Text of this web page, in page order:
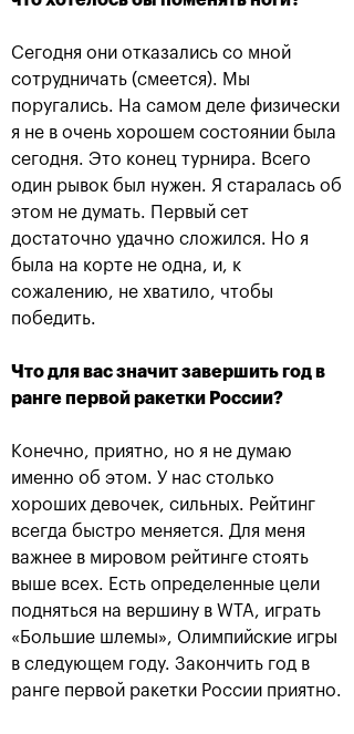
На «ВТБ Кубок Кремля 2019»
«Президентского центра Б.
Н. Ельцина»
19 октября, 20:45
Анастасия Павлюченкова:
«Надо помнить, что завтра
19 октября, 18:45
Загрузить еще
ТИТУЛЬНЫЙ СПОНСОР
Сегодня они отказались со мной
сотрудничать (смеется). Мы
поругались. На самом деле физически
я не в очень хорошем состоянии была
сегодня. Это конец турнира. Всего
один рывок был нужен. Я старалась об
этом не думать. Первый сет
достаточно удачно сложился. Но я
была на корте не одна, и, к
сожалению, не хватило, чтобы
победить.
Что для вас значит завершить год в
ранге первой ракетки России?
Конечно, приятно, но я не думаю
именно об этом. У нас столько
хороших девочек, сильных. Рейтинг
всегда быстро меняется. Для меня
важнее в мировом рейтинге стоять
выше всех. Есть определенные цели
подняться на вершину в WTA, играть
«Большие шлемы», Олимпийские игры
в следующем году. Закончить год в
ранге первой ракетки России приятно.